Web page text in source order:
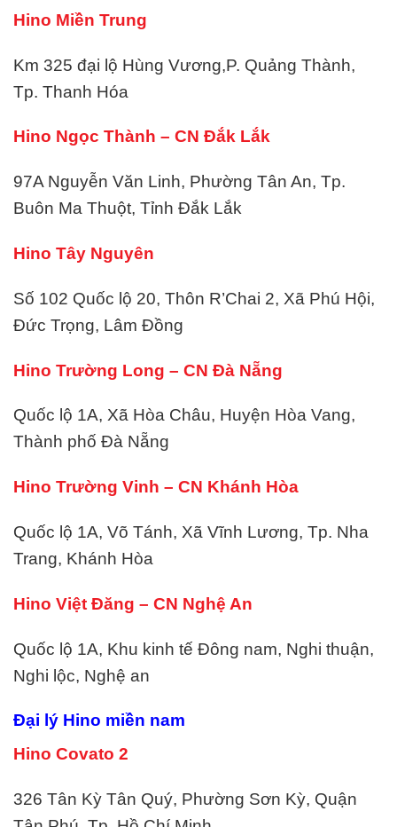
Hino Miền Trung
Km 325 đại lộ Hùng Vương,P. Quảng Thành,
Tp. Thanh Hóa
Hino Ngọc Thành – CN Đắk Lắk
97A Nguyễn Văn Linh, Phường Tân An, Tp.
Buôn Ma Thuột, Tỉnh Đắk Lắk
Hino Tây Nguyên
Số 102 Quốc lộ 20, Thôn R’Chai 2, Xã Phú Hội,
Đức Trọng, Lâm Đồng
Hino Trường Long – CN Đà Nẵng
Quốc lộ 1A, Xã Hòa Châu, Huyện Hòa Vang,
Thành phố Đà Nẵng
Hino Trường Vinh – CN Khánh Hòa
Quốc lộ 1A, Võ Tánh, Xã Vĩnh Lương, Tp. Nha
Trang, Khánh Hòa
Hino Việt Đăng – CN Nghệ An
Quốc lộ 1A, Khu kinh tế Đông nam, Nghi thuận,
Nghi lộc, Nghệ an
Đại lý Hino miền nam
Hino Covato 2
326 Tân Kỳ Tân Quý, Phường Sơn Kỳ, Quận